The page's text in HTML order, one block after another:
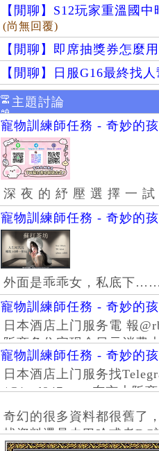
【閒聊】S12玩家重溫國
(尚無回覆)
【閒聊】即席抽獎券怎麼
【閒聊】日服G16最終找
主題討論
寵物訓練師任務 - 奇妙的
深 夜 的 紓 壓 選 擇 一
寵物訓練師任務 - 奇妙的
外面是乖乖女，私底下
寵物訓練師任務 - 奇妙的
日本酒店上门服务電 報
阪商务住宅现金日元消费
京风俗 #大阪风俗 #东京
上门服务新宿风俗 #梅田
#日本萝莉 #大阪萝莉 #日
寵物訓練師任務 - 奇妙的
日本酒店上门服务找
/@jptd847utpp 东京大阪
京旅游 #大阪旅游 #东京
东京上门服务 #大阪上门
心斋桥风俗 #日本女孩 #
奇幻的很多資料都很舊了
找資料還是去巴哈或者